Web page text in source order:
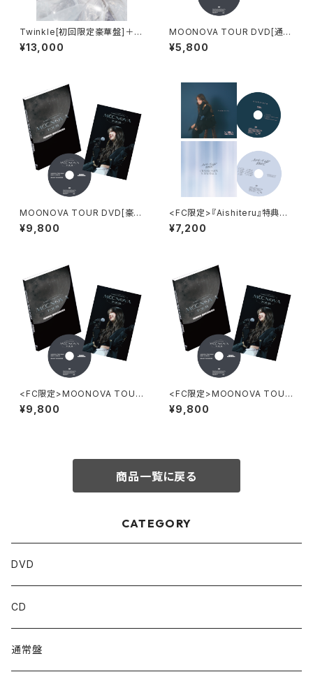
Twinkle[初回限定豪華盤]＋特
典A(Pure Glow)セット
¥13,000
MOONOVA TOUR DVD[通常
盤]
¥5,800
MOONOVA TOUR DVD[豪華
盤]＋特典Aセット
¥9,800
<FC限定>『Aishiteru』特典付
＋サントラ特典付＋アクスタ
¥7,200
<FC限定>MOONOVA TOUR
DVD[豪華盤]＋特典Aセット
¥9,800
<FC限定>MOONOVA TOUR
DVD[豪華盤]＋特典Bセット
¥9,800
商品一覧に戻る
CATEGORY
DVD
CD
通常盤